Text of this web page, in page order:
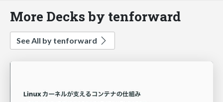
More Decks by tenforward
See All by tenforward